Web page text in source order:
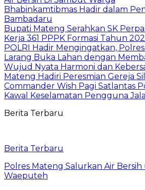
Bhabinkamtibmas Hadir dalam
Bambadaru
Bupati Mateng Serahkan SK
Kerja 361 PPPK Formasi Tahun
POLRI Hadir Mengingatkan,
Larang Buka Lahan dengan
Wujud Nyata Harmoni dan
Mateng Hadiri Peresmian Gereja
Commander Wish Pagi Satlantas
Kawal Keselamatan Pengguna
Berita Terbaru
Berita Terbaru
Polres Mateng Salurkan Air
Waeputeh